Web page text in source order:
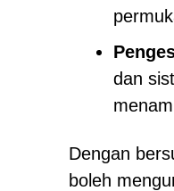
dan
Dengan
boleh